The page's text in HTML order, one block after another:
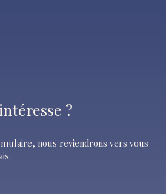
?
nous reviendrons vers vous